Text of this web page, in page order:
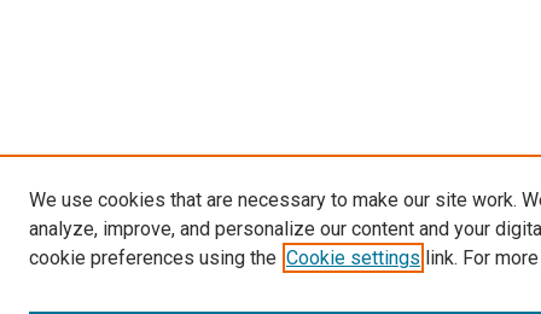
We use cookies that are necessary to make our site work.
analyze, improve, and personalize our content and your
cookie preferences using the Cookie settings link. For